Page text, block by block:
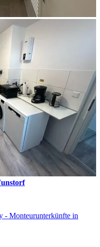
- Monteurunterkünfte in